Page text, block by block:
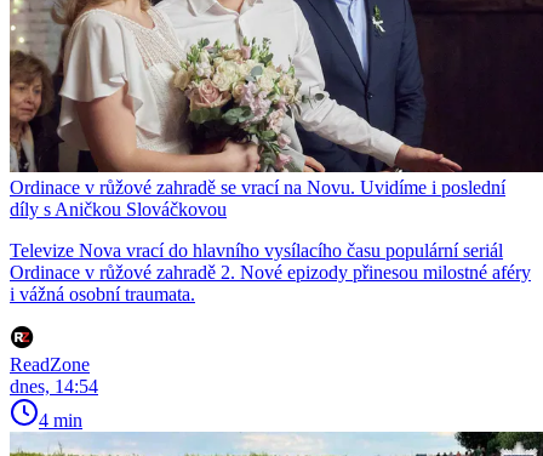
Ordinace v růžové zahradě se vrací na Novu. Uvidíme i poslední
díly s Aničkou Slováčkovou
Televize Nova vrací do hlavního vysílacího času populární seriál
Ordinace v růžové zahradě 2. Nové epizody přinesou milostné aféry
i vážná osobní traumata.
ReadZone
dnes, 14:54
4 min